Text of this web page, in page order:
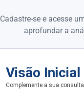
Cadastre-se e acesse
aprofundar a
Visão Inicial
Complemente a sua